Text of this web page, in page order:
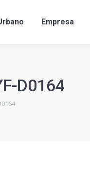
Empresa
D0164